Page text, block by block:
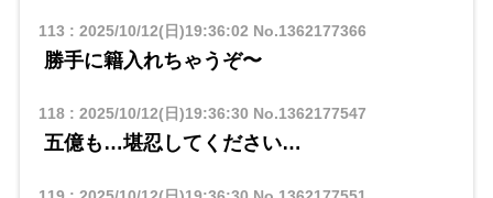
113 : 2025/10/12(日)19:36:02 No.1362177366
勝手に籍入れちゃうぞ〜
118: 2025/10/12(日)19:36:30 No.1362177547
五億も…堪忍してください…